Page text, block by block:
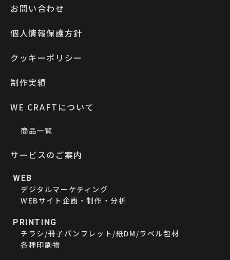
お問い合わせ
個人情報保護方針
クッキーポリシー
制作実績
WE CRAFTについて
商品一覧
サービスのご案内
WEB
デジタルマーケティング
WEBサイト企画・制作・分析
PRINTING
チラシ/冊子パンフレット/紙DM/ラベル包材
各種印刷物